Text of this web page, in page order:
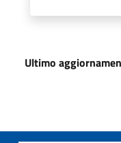
Ultimo